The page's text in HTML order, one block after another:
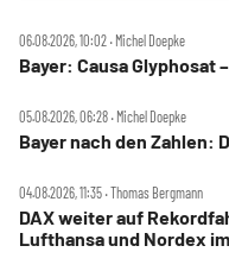
06.08.2026, 10:02 ‧ Michel Doepke
Bayer: Causa Glyphosat
05.08.2026, 06:28 ‧ Michel Doepke
Bayer nach den Zahlen:
04.08.2026, 11:35 ‧ Thomas Bergmann
DAX weiter auf
Lufthansa und Nordex